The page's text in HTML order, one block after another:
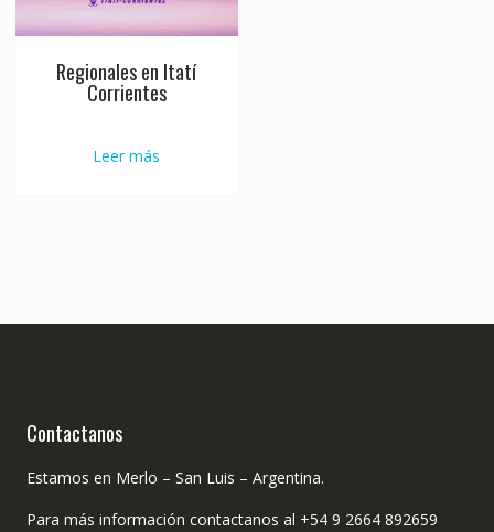
Regionales en Itatí
Corrientes
Leer más
Contactanos
Estamos en Merlo – San Luis – Argentina.
Para más información contactanos al +54 9 2664 892659